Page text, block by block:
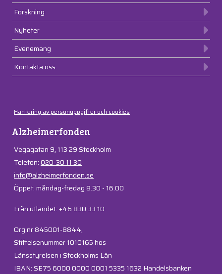
Forskning
Nyheter
Evenemang
Kontakta oss
Hantering av personuppgifter och cookies
Alzheimerfonden
Vegagatan 9, 113 29 Stockholm
Telefon:020-30 11 30
info@alzheimerfonden.se
Öppet: måndag-fredag 8.30 - 16.00
Från utlandet: +46 830 33 10
Org.nr 845001-8844,
Stiftelsenummer 1010165 hos
Länsstyrelsen i Stockholms Län
IBAN: SE75 6000 0000 0001 5335 1632 Handelsbanken